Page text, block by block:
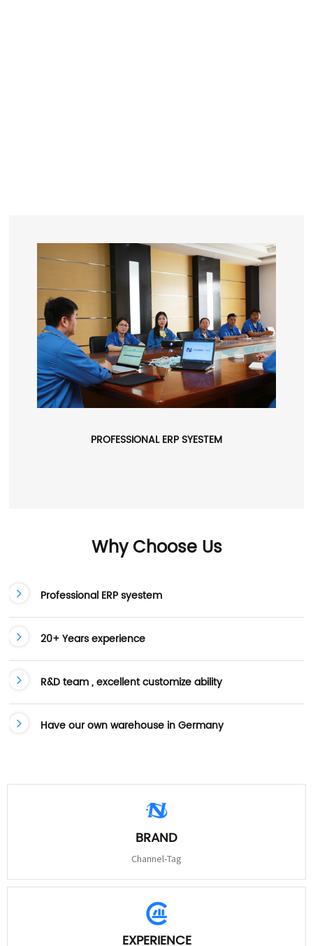
PROFESSIONAL ERP SYESTEM
Why Choose Us
Professional ERP syestem
20+ Years experience
R&D team , excellent customize ability
Have our own warehouse in Germany
BRAND
Channel-Tag
EXPERIENCE